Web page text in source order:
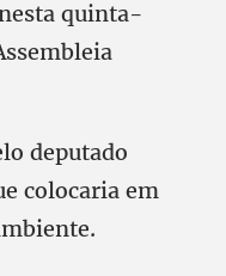
quinta-
deputado
colocaria em